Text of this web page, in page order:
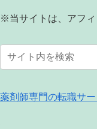
※当サイトは、アフィ
薬剤師専門の転職サ